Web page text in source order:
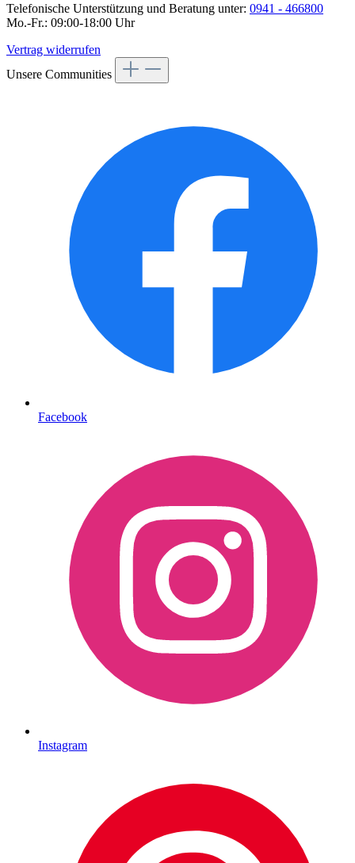
Telefonische Unterstützung und Beratung unter: 0941 - 466800
Mo.-Fr.: 09:00-18:00 Uhr
Vertrag widerrufen
Unsere Communities
Facebook
Instagram